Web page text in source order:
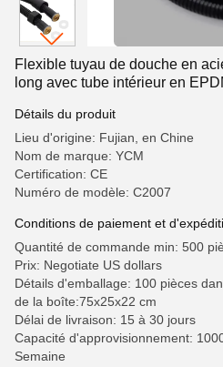
Flexible tuyau de douche en
long avec tube intérieur en
Détails du produit
Lieu d'origine: Fujian, en Chine
Nom de marque: YCM
Certification: CE
Numéro de modèle: C2007
Conditions de paiement et
Quantité de commande min: 500
Prix: Negotiate US dollars
Détails d'emballage: 100 pièces
de la boîte:75x25x22 cm
Délai de livraison: 15 à 30 jours
Capacité d'approvisionnement:
Semaine